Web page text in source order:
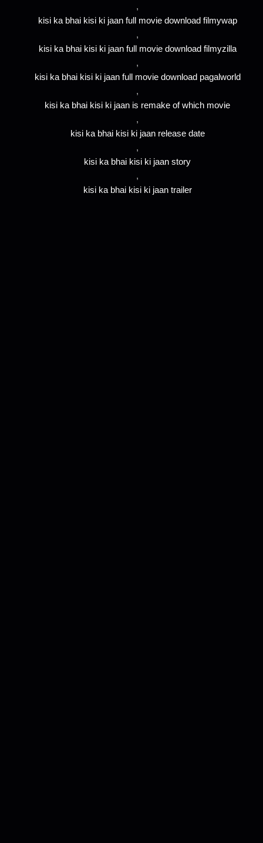
,
kisi ka bhai kisi ki jaan full movie download filmywap
,
kisi ka bhai kisi ki jaan full movie download filmyzilla
,
kisi ka bhai kisi ki jaan full movie download pagalworld
,
kisi ka bhai kisi ki jaan is remake of which movie
,
kisi ka bhai kisi ki jaan release date
,
kisi ka bhai kisi ki jaan story
,
kisi ka bhai kisi ki jaan trailer